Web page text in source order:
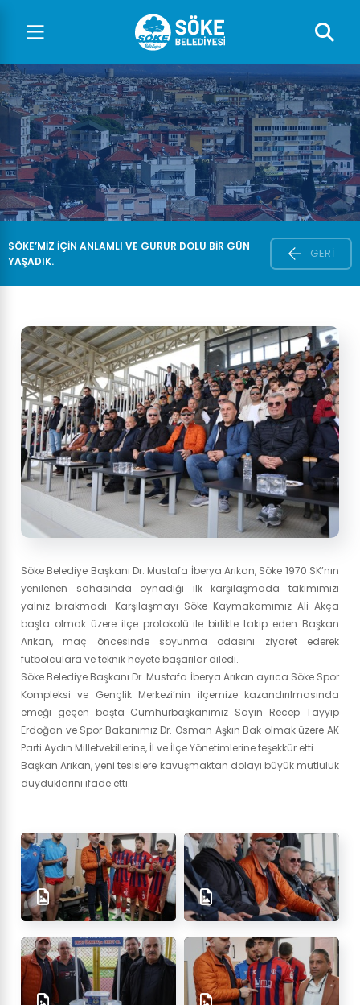
SÖKE’MIZ IÇIN ANLAMLI VE GURUR DOLU BIR GÜN
YAŞADIK.
GERI
Söke Belediye Başkanı Dr. Mustafa İberya Arıkan, Söke 1970 SK’nın
yenilenen sahasında oynadığı ilk karşılaşmada takımımızı
yalnız bırakmadı. Karşılaşmayı Söke Kaymakamımız Ali Akça
başta olmak üzere ilçe protokolü ile birlikte takip eden Başkan
Arıkan, maç öncesinde soyunma odasını ziyaret ederek
futbolculara ve teknik heyete başarılar diledi.
Söke Belediye Başkanı Dr. Mustafa İberya Arıkan ayrıca Söke Spor
Kompleksi ve Gençlik Merkezi’nin ilçemize kazandırılmasında
emeği geçen başta Cumhurbaşkanımız Sayın Recep Tayyip
Erdoğan ve Spor Bakanımız Dr. Osman Aşkın Bak olmak üzere AK
Parti Aydın Milletvekillerine, İl ve İlçe Yönetimlerine teşekkür etti.
Başkan Arıkan, yeni tesislere kavuşmaktan dolayı büyük mutluluk
duyduklarını ifade etti.